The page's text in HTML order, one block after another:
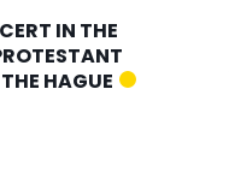
IN THE
HAGUE